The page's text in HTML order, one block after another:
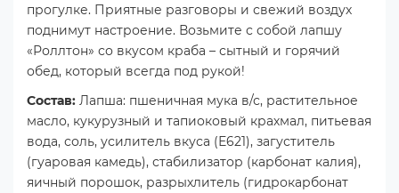
прогулке. Приятные разговоры и свежий воздух
поднимут настроение. Возьмите с собой лапшу
«Роллтон» со вкусом краба – сытный и горячий
обед, который всегда под рукой!
Состав: Лапша: пшеничная мука в/с, растительное
масло, кукурузный и тапиоковый крахмал, питьевая
вода, соль, усилитель вкуса (Е621), загуститель
(гуаровая камедь), стабилизатор (карбонат калия),
яичный порошок, разрыхлитель (гидрокарбонат